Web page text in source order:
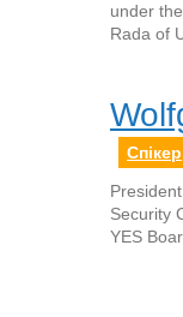
under
Rada of
Спікер
Security
YES